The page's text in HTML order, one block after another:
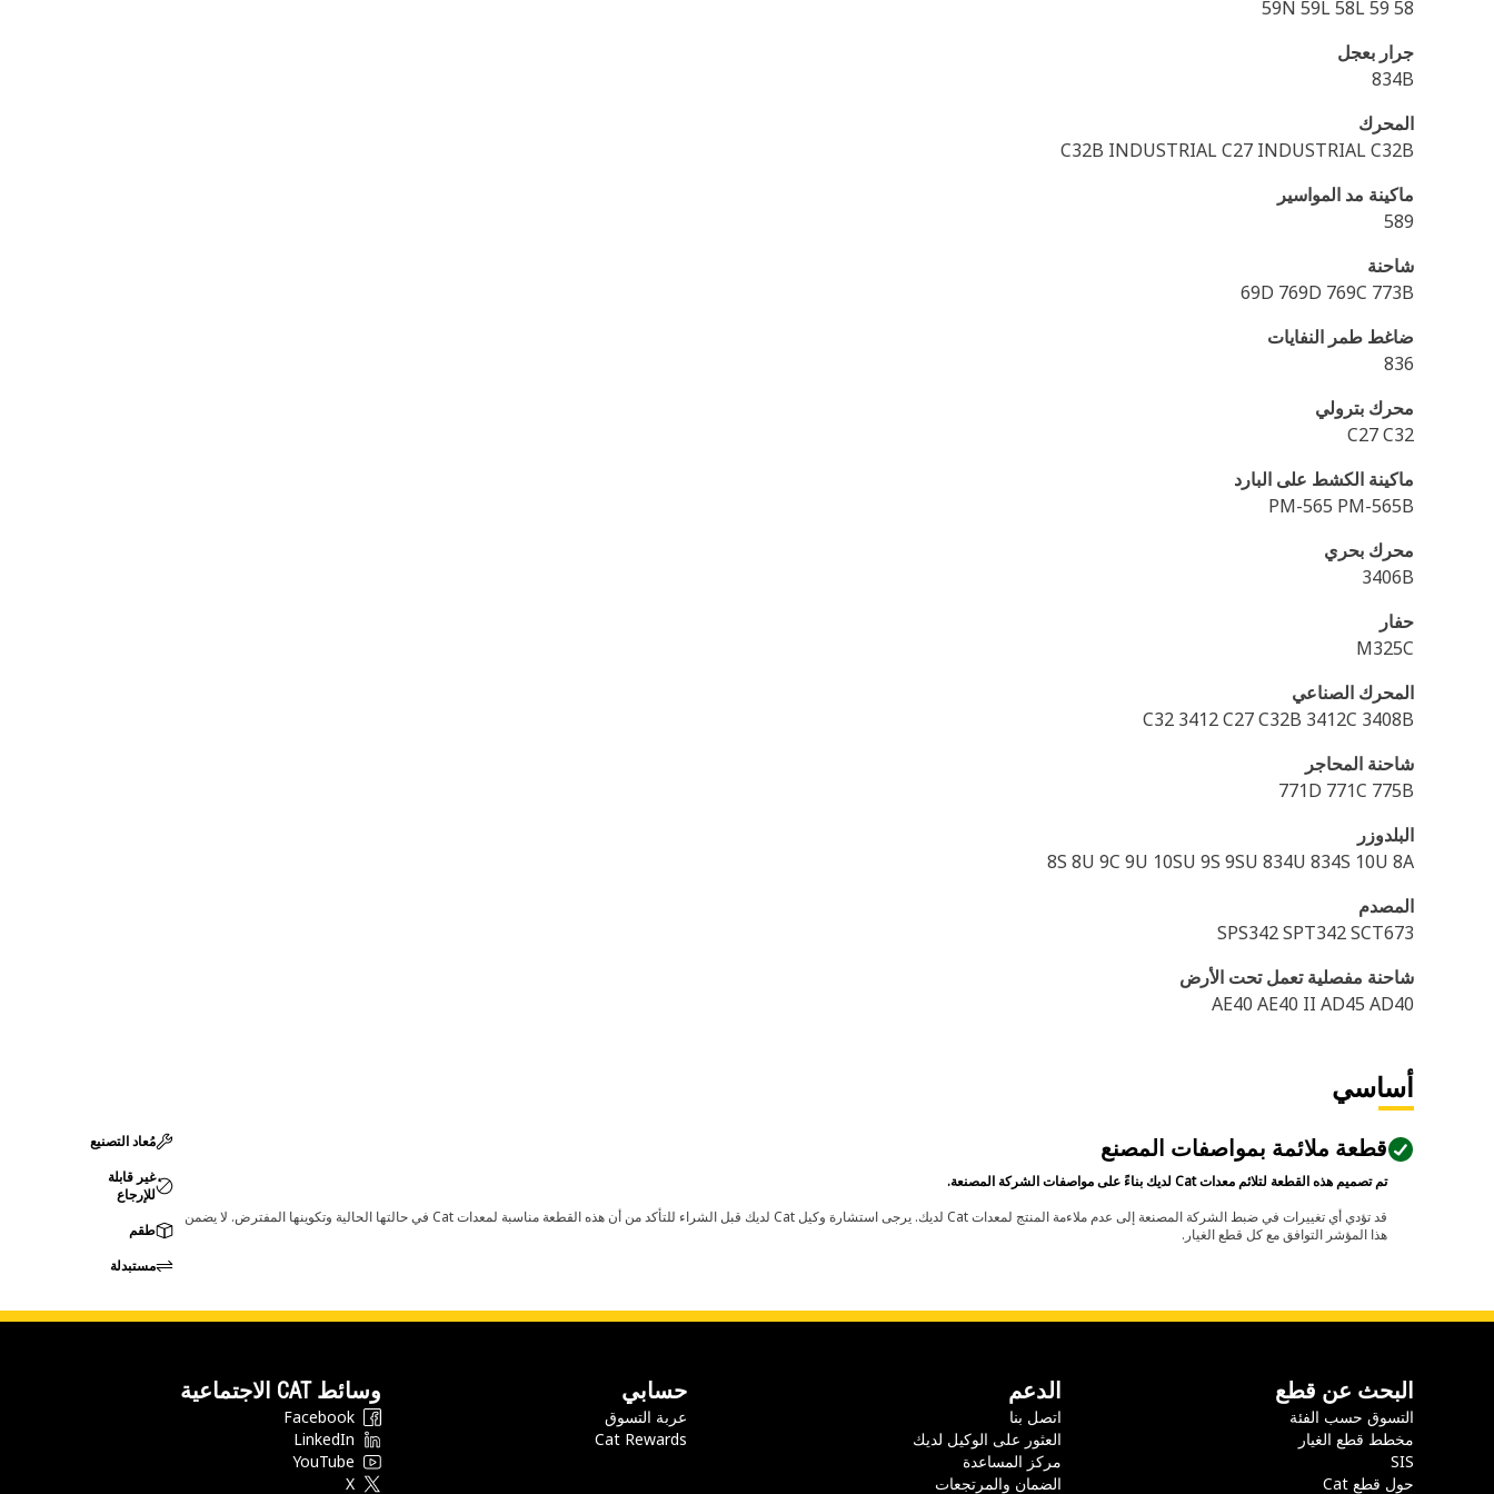
59N 59L 58L 59 58
جرار بعجل
834B
المحرك
C32B INDUSTRIAL C27 INDUSTRIAL C32B
ماكينة مد المواسير
589
شاحنة
69D 769D 769C 773B
ضاغط طمر النفايات
836
محرك بترولي
C27 C32
ماكينة الكشط على البارد
PM-565 PM-565B
محرك بحري
3406B
حفار
M325C
المحرك الصناعي
C32 3412 C27 C32B 3412C 3408B
شاحنة المحاجر
771D 771C 775B
البلدوزر
8S 8U 9C 9U 10SU 9S 9SU 834U 834S 10U 8A
المصدم
SPS342 SPT342 SCT673
شاحنة مفصلية تعمل تحت الأرض
AE40 AE40 II AD45 AD40
أساسي
قطعة ملائمة بمواصفات المصنع
تم تصميم هذه القطعة لتلائم معدات Cat لديك بناءً على مواصفات الشركة المصنعة.
قد تؤدي أي تغييرات في ضبط الشركة المصنعة إلى عدم ملاءمة المنتج لمعدات Cat لديك. يرجى استشارة وكيل Cat لديك قبل الشراء للتأكد من أن هذه القطعة مناسبة لمعدات Cat في حالتها الحالية وتكوينها المفترض. لا يضمن
هذا المؤشر التوافق مع كل قطع الغيار.
مُعاد التصنيع
غير قابلة
للإرجاع
طقم
مستبدلة
البحث عن قطع
التسوق حسب الفئة
مخطط قطع الغيار
SIS
حول قطع Cat
الدعم
اتصل بنا
العثور على الوكيل لديك
مركز المساعدة
الضمان والمرتجعات
حسابي
عربة التسوق
Cat Rewards
وسائط CAT الاجتماعية
Facebook
LinkedIn
YouTube
X